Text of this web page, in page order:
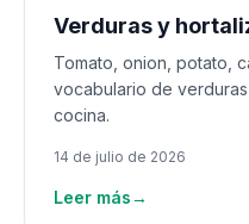
Verduras y
Tomato, onion, potato,
vocabulario de
cocina.
14 de julio de 2026
Leer más→